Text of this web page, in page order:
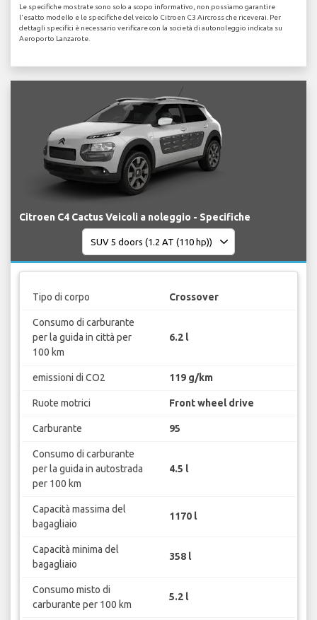
Le specifiche mostrate sono solo a scopo informativo, non possiamo garantire
l'esatto modello e le specifiche del veicolo Citroen C3 Aircross che riceverai. Per
dettagli specifici è necessario verificare con la società di autonoleggio indicata su
Aeroporto Lanzarote.
Citroen C4 Cactus Veicoli a noleggio - Specifiche
Tipo di corpo Crossover
Consumo di carburante
per la guida in città per
100 km
6.2 l
emissioni di CO2 119 g/km
Ruote motrici Front wheel drive
Carburante 95
Consumo di carburante
per la guida in autostrada
per 100 km
4.5 l
Capacità massima del
bagagliaio
1170 l
Capacità minima del
bagagliaio
358 l
Consumo misto di
carburante per 100 km
5.2 l